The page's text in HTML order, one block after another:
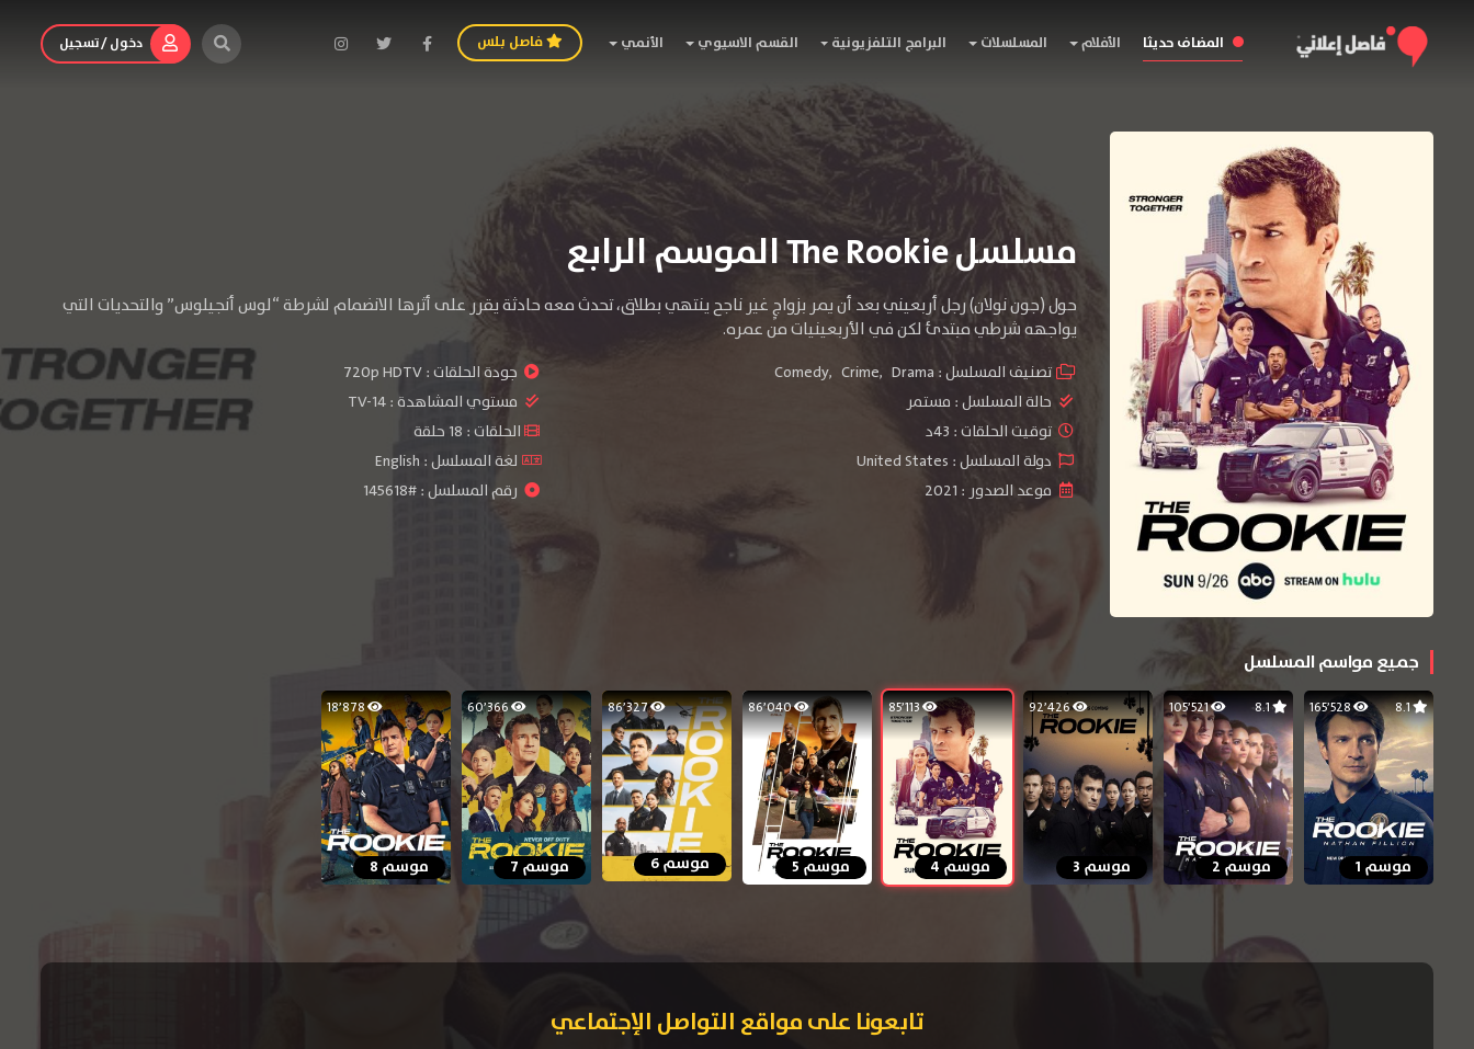
المضاف حديثا الأفلام المسلسلات البرامج التلفزيونية القسم الاسيوي الأنمي فاصل بلس دخول / تسجيل
مسلسل The Rookie الموسم الرابع
حول (جون نولان) رجل أربعيني بعد أن يمر بزواجٍ غير ناجح ينتهي بطلاق، تحدث معه حادثة يقرر على أثرها الانضمام لشرطة “لوس أنجيلوس” والتحديات التي
يواجهه شرطي مبتدئ لكن في الأربعينيات من عمره.
تصنيف المسلسل : Comedy, Crime, Drama جودة الحلقات :720p HDTV
حالة المسلسل : مستمر مستوي المشاهدة :TV-14
توقيت الحلقات : 43د
الحلقات : 18 حلقة
دولة المسلسل : United States
لغة المسلسل : English
موعد الصدور : 2021
رقم المسلسل : #145618
جميع مواسم المسلسل
8.1 165٬528
موسم 1
8.1 105٬521
موسم 2
92٬426
موسم 3
85٬113
موسم 4
86٬040
موسم 5
86٬327
موسم 6
60٬366
موسم 7
18٬878
موسم 8
تابعونا على مواقع التواصل الإجتماعي